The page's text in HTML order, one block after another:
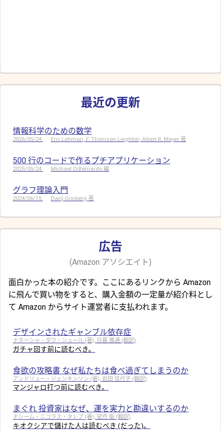
最近の更新
情報科学のための数学
2026/05/24 Eric Lehman, F. Thomson Leighton, Albert R. Meyer 著
500 行のコードで作るプチアプリケーション
2025/05/24 Michael DiBernardo 編
グラフ理論入門
2024/06/15 Darij Grinberg 著
広告
(Amazon アソシエイト)
面白かった本の紹介です。ここにあるリンクから Amazon
に飛んで買い物をすると、購入金額の一定量が紹介料とし
て Amazon からサイト運営者に支払われます。
デザインされたギャンブル依存症
ナターシャ・ダウ・シュール (著), 日暮 雅通 (翻訳)
ガチャ回す前に読むべき。
食欲の攻略書 なぜ私たちは食べ過ぎてしまうのか
アンドリュー・ジェンキンソン (著), 岩田 佳代子 (翻訳)
マンジャロ打つ前に読むべき。
まぐれ 投資家はなぜ、運を実力と勘違いするのか
ナシーム・ニコラス・タレブ (著), 望月 衛 (翻訳)
キオクシアで儲けた人は読むべき (だった)。